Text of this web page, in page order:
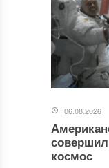
06.08.2026
космос